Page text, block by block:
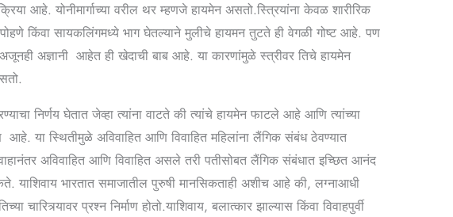
आहे. योनीमार्गाच्या वरील थर म्हणजे हायमेन असतो.स्त्रियांना केवळ शारीरिक
किंवा सायकलिंगमध्ये भाग घेतल्याने मुलीचे हायमन तुटते ही वेगळी गोष्ट आहे. पण
अज्ञानी आहेत ही खेदाची बाब आहे. या कारणांमुळे स्त्रीवर तिचे हायमेन
निर्णय घेतात जेव्हा त्यांना वाटते की त्यांचे हायमेन फाटले आहे आणि त्यांच्या
आहे. या स्थितीमुळे अविवाहित आणि विवाहित महिलांना लैंगिक संबंध ठेवण्यात
अविवाहित आणि विवाहित असले तरी पतीसोबत लैंगिक संबंधात इच्छित आनंद
भारतात समाजातील पुरुषी मानसिकताही अशीच आहे की, लग्नाआधी
चारित्र्यावर प्रश्न निर्माण होतो.याशिवाय, बलात्कार झाल्यास किंवा विवाहपुर्वी